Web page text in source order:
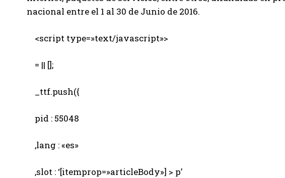
nacional entre el 1 al 30 de Junio de 2016.
<script type=»text/javascript»>
= || [];
_ttf.push({
pid : 55048
,lang : «es»
,slot : ‘[itemprop=»articleBody»] > p’